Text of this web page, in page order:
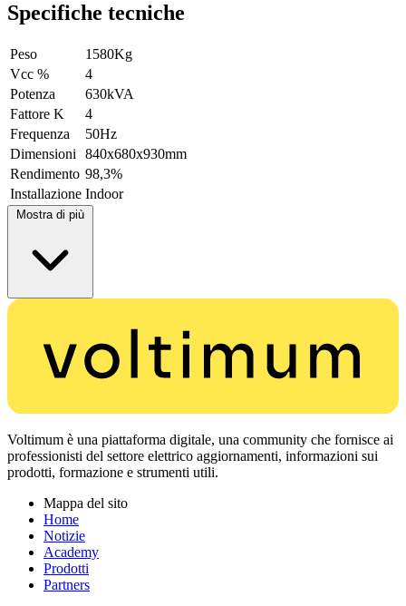
Specifiche tecniche
Peso
1580Kg
Vcc %
4
Potenza
630kVA
Fattore K
4
Frequenza
50Hz
Dimensioni
840x680x930mm
Rendimento 98,3%
Installazione Indoor
Mostra di più
Voltimum è una piattaforma digitale, una community che fornisce ai
professionisti del settore elettrico aggiornamenti, informazioni sui
prodotti, formazione e strumenti utili.
Mappa del sito
Home
Notizie
Academy
Prodotti
Partners